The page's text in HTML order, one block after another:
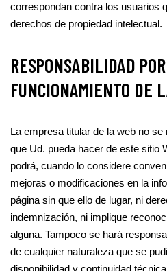
correspondan contra los usuarios
derechos de propiedad intelectual.
RESPONSABILIDAD
FUNCIONAMIENTO DE
La empresa titular de la web no
que Ud. pueda hacer de este sitio
podrá, cuando lo considere
mejoras o modificaciones en la
página sin que ello de lugar, ni
indemnización, ni implique
alguna. Tampoco se hará
de cualquier naturaleza que se
disponibilidad y continuidad